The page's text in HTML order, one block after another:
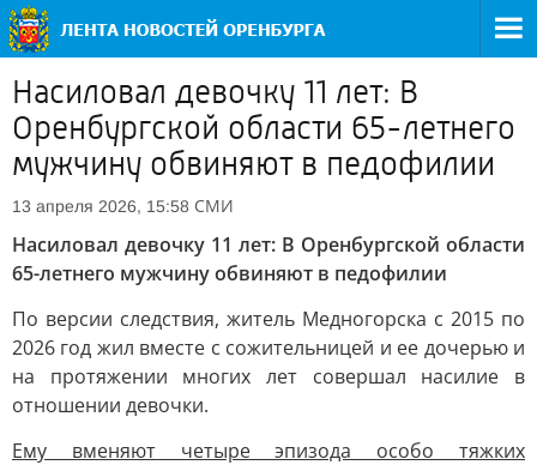
Насиловал девочку 11 лет: В
Оренбургской области 65-летнего
мужчину обвиняют в педофилии
13 апреля 2026, 15:58 СМИ
Насиловал девочку 11 лет: В Оренбургской области
65-летнего мужчину обвиняют в педофилии
По версии следствия, житель Медногорска с 2015 по
2026 год жил вместе с сожительницей и ее дочерью и
на протяжении многих лет совершал насилие в
отношении девочки.
Ему вменяют четыре эпизода особо тяжких